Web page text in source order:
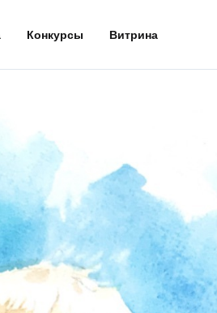
Конкурсы Витрина